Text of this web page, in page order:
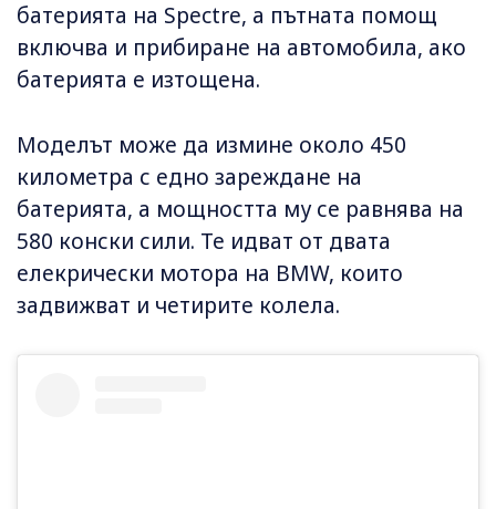
батерията на Spectre, а пътната помощ
включва и прибиране на автомобила, ако
батерията е изтощена.
Моделът може да измине около 450
километра с едно зареждане на
батерията, а мощността му се равнява на
580 конски сили. Те идват от двата
елекрически мотора на BMW, които
задвижват и четирите колела.